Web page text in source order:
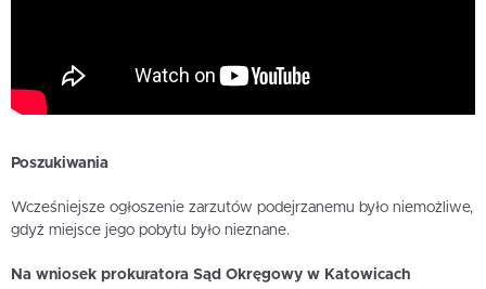
Poszukiwania
Wcześniejsze ogłoszenie zarzutów podejrzanemu było niemożliwe,
gdyż miejsce jego pobytu było nieznane.
Na wniosek prokuratora Sąd Okręgowy w Katowicach